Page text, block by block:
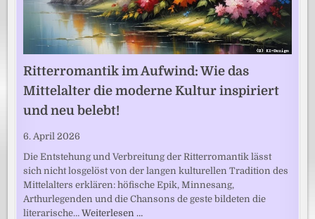
Ritterromantik im Aufwind: Wie das
Mittelalter die moderne Kultur inspiriert
und neu belebt!
6. April 2026
Die Entstehung und Verbreitung der Ritterromantik lässt
sich nicht losgelöst von der langen kulturellen Tradition des
Mittelalters erklären: höfische Epik, Minnesang,
Arthurlegenden und die Chansons de geste bildeten die
literarische…Weiterlesen …